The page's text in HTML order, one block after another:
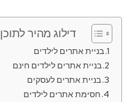
דילוג מהיר לתוכן
בניית אתרים לילדים
בניית אתרים לילדים חינם
בניית אתרים לעסקים
חסימת אתרים לילדים